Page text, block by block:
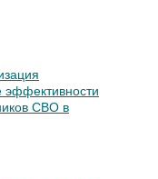
эффективности
СВО в